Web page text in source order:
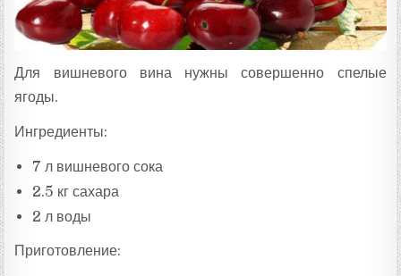
Для вишневого вина нужны совершенно спелые
ягоды.
Ингредиенты:
7 л вишневого сока
2.5 кг сахара
2 л воды
Приготовление: